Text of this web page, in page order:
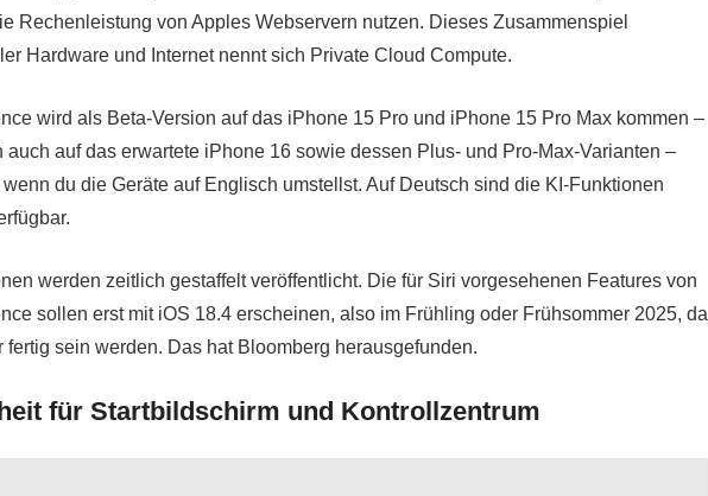
Rechenleistung von Apples Webservern nutzen. Dieses Zusammenspiel
Hardware und Internet nennt sich Private Cloud Compute.
wird als Beta-Version auf das iPhone 15 Pro und iPhone 15 Pro Max kommen –
auch auf das erwartete iPhone 16 sowie dessen Plus- und Pro-Max-Varianten –
du die Geräte auf Englisch umstellst. Auf Deutsch sind die KI-Funktionen
werden zeitlich gestaffelt veröffentlicht. Die für Siri vorgesehenen Features von
sollen erst mit iOS 18.4 erscheinen, also im Frühling oder Frühsommer 2025, da
fertig sein werden. Das hat Bloomberg herausgefunden.
für Startbildschirm und Kontrollzentrum